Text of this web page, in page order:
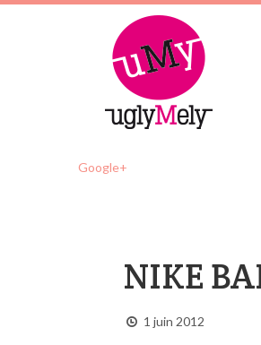
Google+
NIKE
1 juin 2012